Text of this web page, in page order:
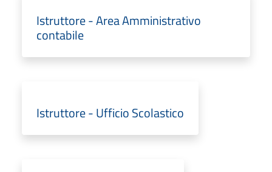
Istruttore - Area Amministrativo
contabile
Istruttore - Ufficio Scolastico